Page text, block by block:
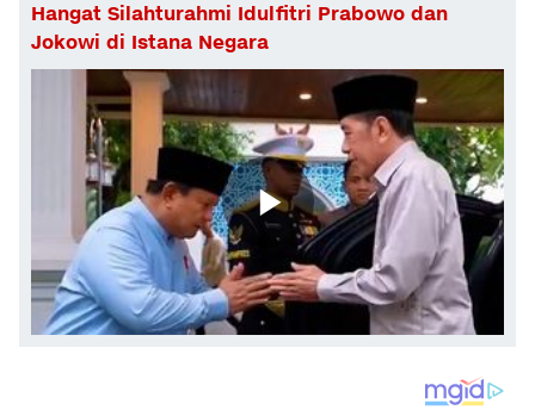
Hangat Silahturahmi Idulfitri Prabowo dan
Jokowi di Istana Negara